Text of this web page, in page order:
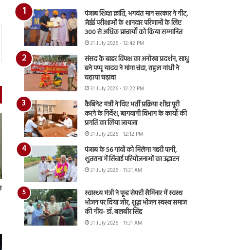
पंजाब शिक्षा क्रांति, भगवंत मान सरकार ने नीट,
जेईई परीक्षाओं के शानदार परिणामों के लिए
300 से अधिक प्राचार्यों को किया सम्मानित
31 July 2026 - 12:42 PM
संसद के बाहर विपक्ष का अनोखा प्रदर्शन, साधु
बने पप्पू यादव ने मांगा चंदा, राहुल गांधी ने
चढ़ाया चढ़ावा
31 July 2026 - 12:22 PM
कैबिनेट मंत्री ने दिए भर्ती प्रक्रिया शीघ्र पूरी
करने के निर्देश, बागवानी विभाग के कार्यों की
प्रगति का लिया जायजा
31 July 2026 - 12:12 PM
पंजाब के 56 गांवों को मिलेगा नहरी पानी,
शुतराना में सिंचाई परियोजनाओं का उद्घाटन
31 July 2026 - 11:31 AM
स्वास्थ्य मंत्री ने फूड सेफ्टी सैमिनार में स्वस्थ
भोजन पर दिया जोर, शुद्ध भोजन स्वस्थ समाज
की नींव- डॉ. बलबीर सिंह
31 July 2026 - 11:31 AM